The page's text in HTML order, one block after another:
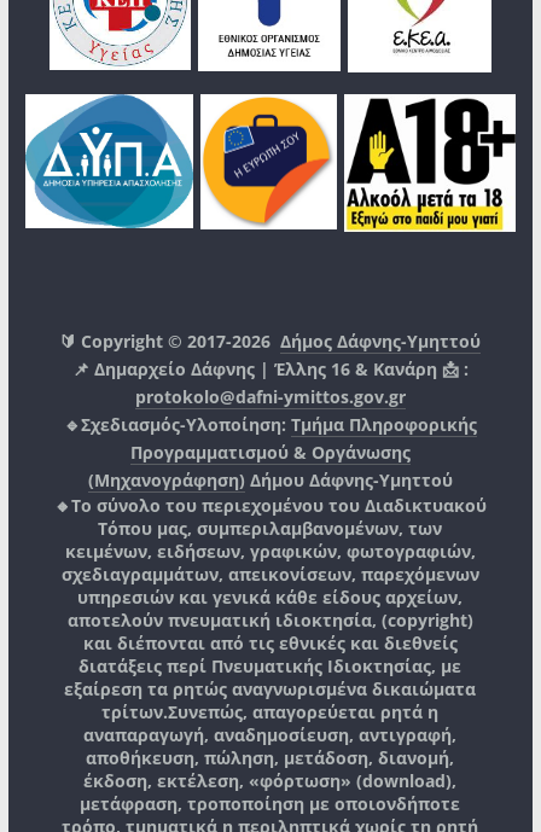
🔰 Copyright © 2017-2026Δήμος Δάφνης-Υμηττού
📌 Δημαρχείο Δάφνης | Έλλης 16 & Κανάρη 📩 :
protokolo@dafni-ymittos.gov.gr
🔹Σχεδιασμός-Υλοποίηση: Τμήμα Πληροφορικής
Προγραμματισμού & Οργάνωσης
(Μηχανογράφηση) Δήμου Δάφνης-Υμηττού
🔸Το σύνολο του περιεχομένου του Διαδικτυακού
Τόπου μας, συμπεριλαμβανομένων, των
κειμένων, ειδήσεων, γραφικών, φωτογραφιών,
σχεδιαγραμμάτων, απεικονίσεων, παρεχόμενων
υπηρεσιών και γενικά κάθε είδους αρχείων,
αποτελούν πνευματική ιδιοκτησία, (copyright)
και διέπονται από τις εθνικές και διεθνείς
διατάξεις περί Πνευματικής Ιδιοκτησίας, με
εξαίρεση τα ρητώς αναγνωρισμένα δικαιώματα
τρίτων.Συνεπώς, απαγορεύεται ρητά η
αναπαραγωγή, αναδημοσίευση, αντιγραφή,
αποθήκευση, πώληση, μετάδοση, διανομή,
έκδοση, εκτέλεση, «φόρτωση» (download),
μετάφραση, τροποποίηση με οποιονδήποτε
τρόπο, τμηματικά η περιληπτικά χωρίς τη ρητή